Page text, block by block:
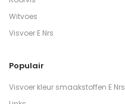
Witvoes
Visvoer E Nrs
Populair
Visvoer kleur smaakstoffen E Nrs